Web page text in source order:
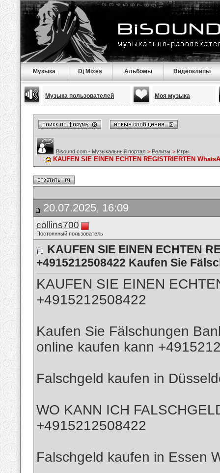
Музыка Dj Mixes Альбомы Видеоклипы
Музыка пользователей Моя музыка
Bisound.com - Музыкальный портал > Релизы > Игры
KAUFEN SIE EINEN ECHTEN REGISTRIERTEN
20.07.2025, 16:09
collins700
Постоянный пользователь
KAUFEN SIE EINEN ECHTEN
+4915212508422 Kaufen Sie
KAUFEN SIE EINEN
+4915212508422
Kaufen Sie Fälschungen
online kaufen kann
Falschgeld kaufen in
WO KANN ICH
+4915212508422
Falschgeld kaufen in Essen